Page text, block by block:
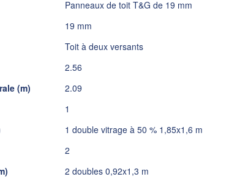
Panneaux de toit T&G de 19 mm
19 mm
Toit à deux versants
2.56
(m)
2.09
1
1 double vitrage à 50 % 1,85x1,6 m
2
2 doubles 0,92x1,3 m